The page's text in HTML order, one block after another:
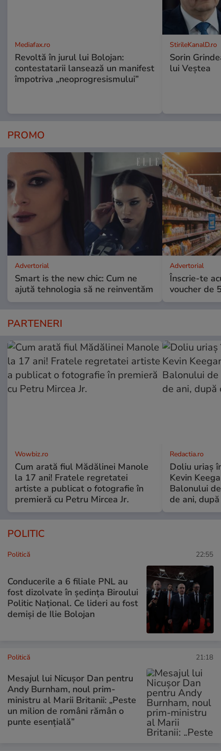
Mediafax.ro
Revoltă în jurul lui Bolojan:
contestatarii lansează un manifest
împotriva „neoprogresismului”
StirileKanalD.ro
Sorin
lui Veștea
PROMO
Advertorial
Smart is the new chic: Cum ne
ajută tehnologia să ne reinventăm
Advertorial
Înscrie-te
voucher de
PARTENERI
Wowbiz.ro
Cum arată fiul Mădălinei Manole
la 17 ani! Fratele regretatei
artiste a publicat o fotografie în
premieră cu Petru Mircea Jr.
Redactia.ro
Doliu uriaș
Kevin
Balonului
de ani,
POLITIC
Politică 22:55
Conducerile a 6 filiale PNL au
fost dizolvate în ședința Biroului
Politic Național. Ce lideri au fost
demiși de Ilie Bolojan
Politică 21:18
Mesajul lui Nicușor Dan pentru
Andy Burnham, noul prim-
ministru al Marii Britanii: „Peste
un milion de români rămân o
punte esențială”